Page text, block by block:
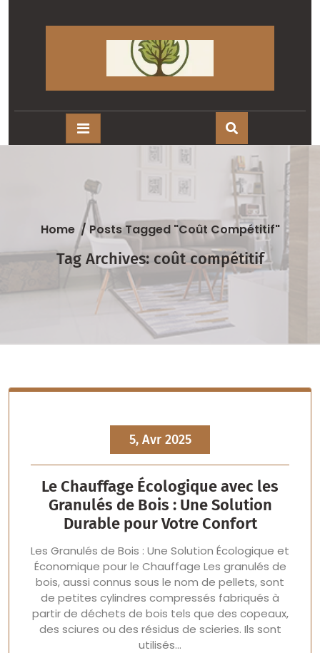
Home/ Posts Tagged "coût Compétitif"
Tag Archives: coût compétitif
5, Avr 2025
Le Chauffage Écologique avec les
Granulés de Bois : Une Solution
Durable pour Votre Confort
Les Granulés de Bois : Une Solution Écologique et
Économique pour le Chauffage Les granulés de
bois, aussi connus sous le nom de pellets, sont
de petites cylindres compressés fabriqués à
partir de déchets de bois tels que des copeaux,
des sciures ou des résidus de scieries. Ils sont
utilisés…